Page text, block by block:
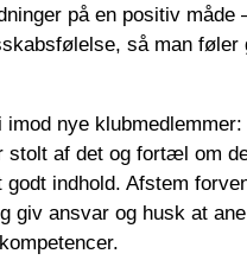
på en positiv
så man
nye
stolt af det og fortæl om
indhold. Afstem
giv ansvar og husk at